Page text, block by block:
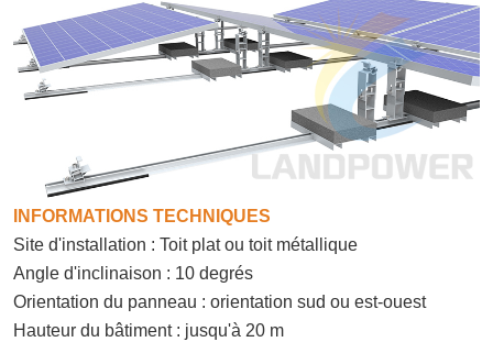
INFORMATIONS TECHNIQUES
Site d'installation : Toit plat ou toit métallique
Angle d'inclinaison : 10 degrés
Orientation du panneau : orientation sud ou est-ouest
Hauteur du bâtiment : jusqu'à 20 m